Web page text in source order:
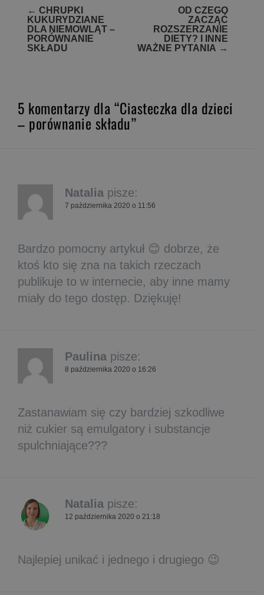
Zobacz
wpisy
← CHRUPKI
KUKURYDZIANE
DLA NIEMOWLĄT –
PORÓWNANIE
SKŁADU
OD CZEGO
ZACZĄĆ
ROZSZERZANIE
DIETY? I INNE
WAŻNE PYTANIA →
5 komentarzy dla “Ciasteczka dla dzieci
– porównanie składu”
Natalia pisze:
7 października 2020 o 11:56
Bardzo pomocny artykuł 😊 dobrze, że
ktoś kto się zna na takich rzeczach
publikuje to w internecie, aby inne mamy
miały do tego dostęp. Dziękuję!
Paulina pisze:
8 października 2020 o 16:26
Zastanawiam się czy bardziej szkodliwe
niż cukier są emulgatory i substancje
spulchniające???
Natalia pisze:
12 października 2020 o 21:18
Najlepiej unikać i jednego i drugiego 😉